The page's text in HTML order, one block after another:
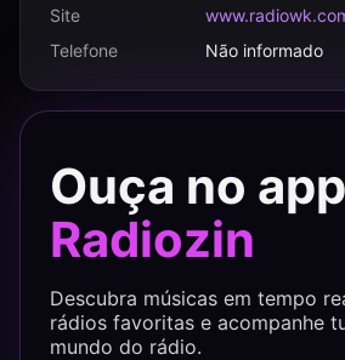
Site
Telefone
Não informado
Ouça no app
Radiozin
Descubra músicas em tempo
rádios favoritas e acompanhe
mundo do rádio.